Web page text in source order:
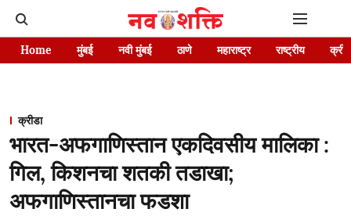
Home मुंबई नवी मुंबई ठाणे महाराष्ट्र राष्ट्रीय
क्रीडा
भारत-अफगाणिस्तान एकदिवसीय मालिका :
गिल, किशनचा शतकी तडाखा;
अफगाणिस्तानचा फडशा